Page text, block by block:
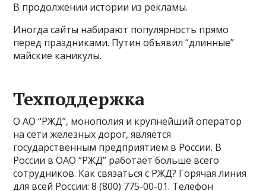
В продолжении истории из рекламы.
Иногда сайты набирают популярность прямо
перед праздниками. Путин объявил “длинные”
майские каникулы.
Техподдержка
О АО “РЖД”, монополия и крупнейший оператор
на сети железных дорог, является
государственным предприятием в России. В
России в ОАО “РЖД” работает больше всего
сотрудников. Как связаться с РЖД? Горячая линия
для всей России: 8 (800) 775-00-01. Телефон